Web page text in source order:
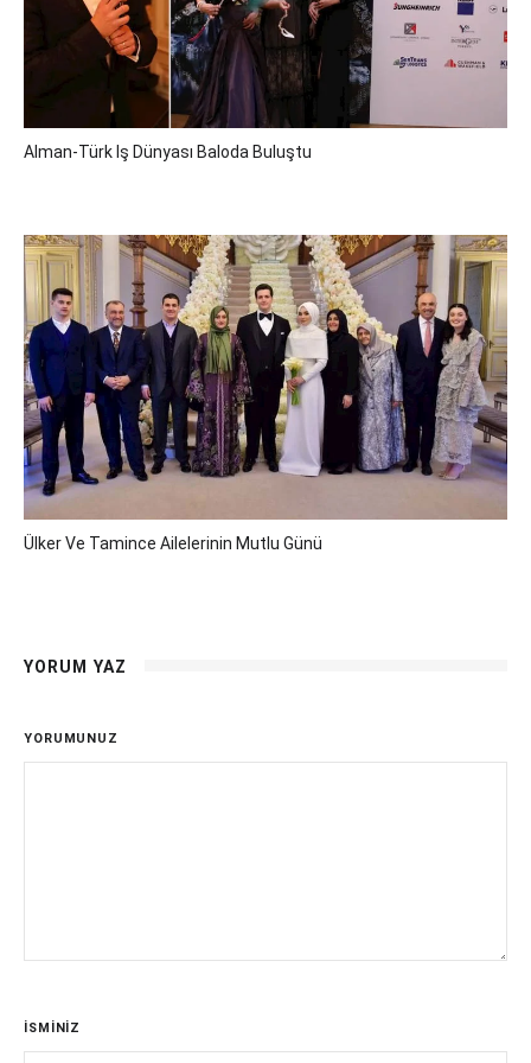
Alman-Türk Iş Dünyası Baloda Buluştu
Ülker Ve Tamince Ailelerinin Mutlu Günü
YORUM YAZ
YORUMUNUZ
İSMİNİZ